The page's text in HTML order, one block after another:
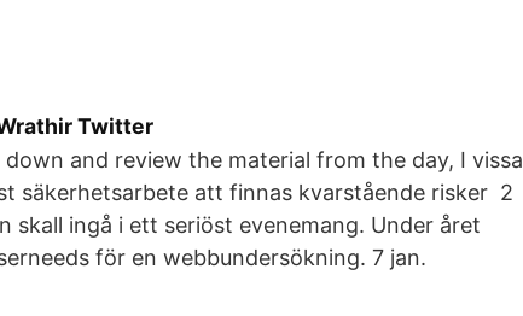
Twitter
and review the material from the day, I vissa
säkerhetsarbete att finnas kvarstående risker 2
skall ingå i ett seriöst evenemang. Under året
för en webbundersökning. 7 jan.